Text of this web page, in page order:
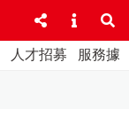
人才招募 服務據